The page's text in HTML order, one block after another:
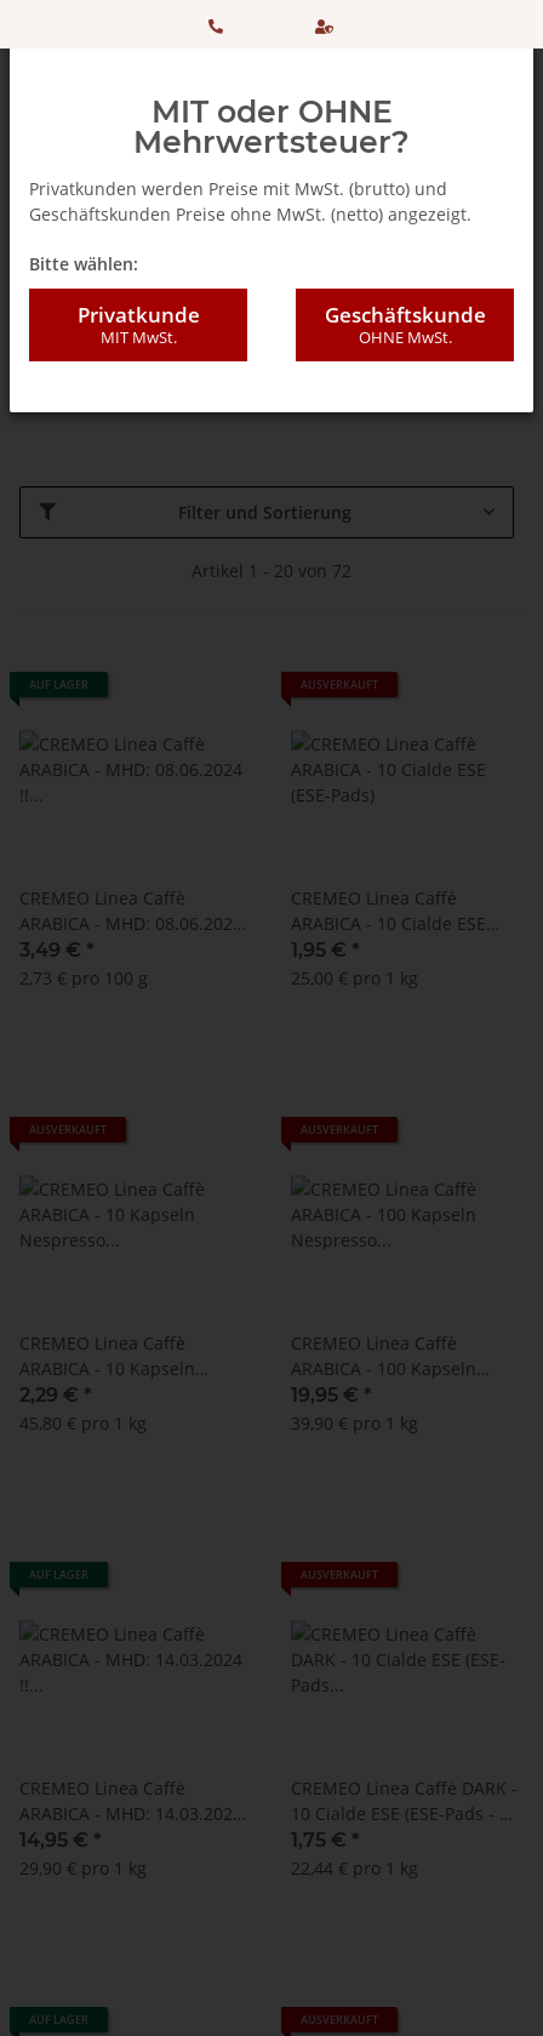
+ 49
506 98
einkaufen
SSL
CREMEO
Filter und Sortierung
Artikel 1 - 20 von 72
AUF LAGER
CREMEO Linea Caffè
ARABICA - MHD: 08.06.2024
!! (16 Kapseln Caffitaly ®
kompatibel)
3,49 € *
2,73 € pro 100 g
AUSVERKAUFT
CREMEO Linea Caffè
ARABICA - 10 Cialde ESE
(ESE-Pads)
1,95 € *
25,00 € pro 1 kg
AUSVERKAUFT
CREMEO Linea Caffè
ARABICA - 10 Kapseln
Nespresso ® kompatibel
2,29 € *
45,80 € pro 1 kg
AUSVERKAUFT
CREMEO Linea Caffè
ARABICA - 100 Kapseln
Nespresso ® kompatibel
19,95 € *
39,90 € pro 1 kg
AUF LAGER
CREMEO Linea Caffè
ARABICA - MHD: 14.03.2024
!! (100 Kapseln Nespresso ®
kompatibel)
14,95 € *
29,90 € pro 1 kg
AUSVERKAUFT
CREMEO Linea Caffè DARK -
10 Cialde ESE (ESE-Pads - Ø
44 mm)
1,75 € *
22,44 € pro 1 kg
AUF LAGER AUSVERKAUFT
MIT oder OHNE
Mehrwertsteuer?
Privatkunden werden Preise mit MwSt. (brutto) und
Geschäftskunden Preise ohne MwSt. (netto) angezeigt.
Bitte wählen:
Privatkunde
MIT MwSt.
Geschäftskunde
OHNE MwSt.